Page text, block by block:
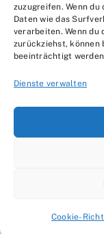
zuzugreifen. Wenn du
Daten wie das
verarbeiten. Wenn
zurückziehst, können
beeinträchtigt
Dienste verwalten
Cookie-